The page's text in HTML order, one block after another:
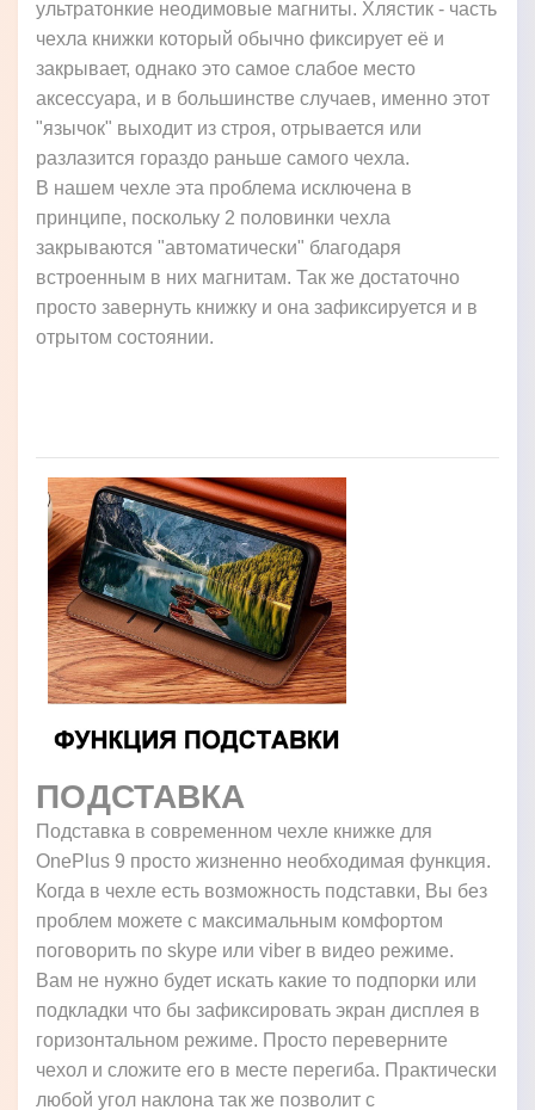
ультратонкие неодимовые магниты. Хлястик - часть
чехла книжки который обычно фиксирует её и
закрывает, однако это самое слабое место
аксессуара, и в большинстве случаев, именно этот
"язычок" выходит из строя, отрывается или
разлазится гораздо раньше самого чехла.
В нашем чехле эта проблема исключена в
принципе, поскольку 2 половинки чехла
закрываются "автоматически" благодаря
встроенным в них магнитам. Так же достаточно
просто завернуть книжку и она зафиксируется и в
отрытом состоянии.
ПОДСТАВКА
Подставка в современном чехле книжке для
OnePlus 9 просто жизненно необходимая функция.
Когда в чехле есть возможность подставки, Вы без
проблем можете с максимальным комфортом
поговорить по skype или viber в видео режиме.
Вам не нужно будет искать какие то подпорки или
подкладки что бы зафиксировать экран дисплея в
горизонтальном режиме. Просто переверните
чехол и сложите его в месте перегиба. Практически
любой угол наклона так же позволит с